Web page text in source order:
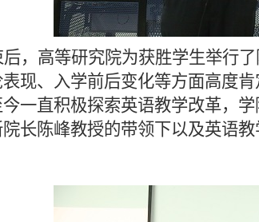
，高等研究院为获胜学生举行
现、入学前后变化等方面高度
一直积极探索英语教学改革，
长陈峰教授的带领下以及英语